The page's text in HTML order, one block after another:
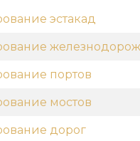
эстакад
портов
мостов
дорог